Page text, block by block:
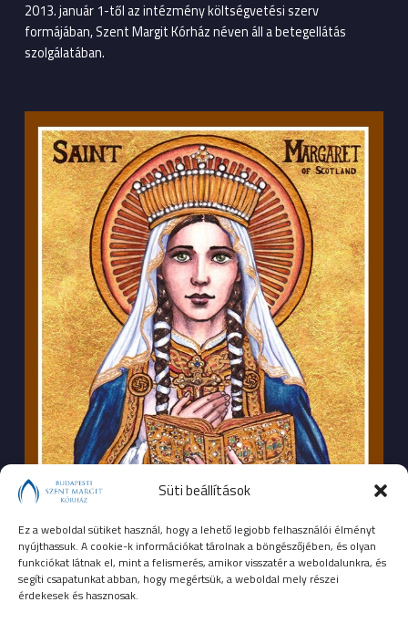
Süti beállítások
Ez a weboldal sütiket használ, hogy a lehető legjobb felhasználói élményt
nyújthassuk. A cookie-k információkat tárolnak a böngészőjében, és olyan
funkciókat látnak el, mint a felismerés, amikor visszatér a weboldalunkra, és
segíti csapatunkat abban, hogy megértsük, a weboldal mely részei
érdekesek és hasznosak.
2013. január 1-től az intézmény költségvetési szerv
formájában, Szent Margit Kórház néven áll a betegellátás
szolgálatában.